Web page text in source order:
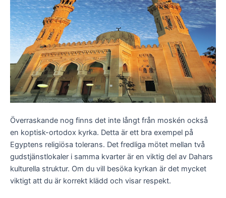
Överraskande nog finns det inte långt från moskén också
en koptisk-ortodox kyrka. Detta är ett bra exempel på
Egyptens religiösa tolerans. Det fredliga mötet mellan två
gudstjänstlokaler i samma kvarter är en viktig del av Dahars
kulturella struktur. Om du vill besöka kyrkan är det mycket
viktigt att du är korrekt klädd och visar respekt.